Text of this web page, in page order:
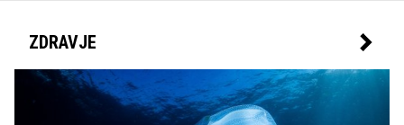
ZDRAVJE